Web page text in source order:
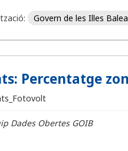
Govern de les Illes
Percentatge
Dades Obertes GOIB